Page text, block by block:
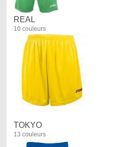
REAL
10 couleurs
TOKYO
13 couleurs